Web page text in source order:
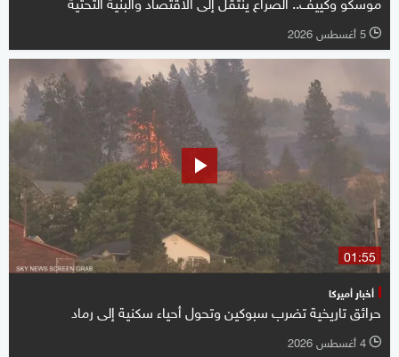
l 5 أغسطس 2026
01:55
أخبار أميركا
حرائق تاريخية تضرب سبوكين وتحول أحياء سكنية إلى رماد
l 4 أغسطس 2026